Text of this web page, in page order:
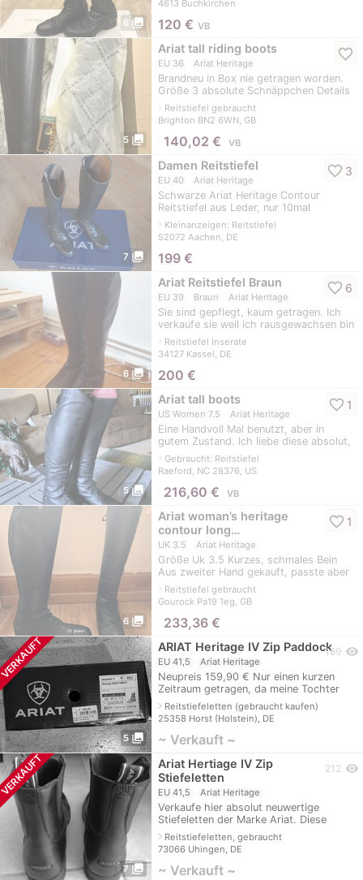
6 photo_library
4613 Buchkirchen
120 € VB
5 photo_library
Ariat tall riding boots
EU 36 Ariat Heritage
Brandneu in Box nie getragen worden.
Größe 3 absolute Schnäppchen Details
sind in Bildern
navigate_nextReitstiefel gebraucht
Brighton BN2 6WN, GB
favorite_border
140,02 € VB
7 photo_library
Damen Reitstiefel
EU 40 Ariat Heritage
Schwarze Ariat Heritage Contour
Reitstiefel aus Leder, nur 10mal
getragen, gekauft im August 2022.
Größe 40, bzw. 9, Schafthöhe 47 cm,
wadenumfang 3
navigate_nextKleinanzeigen: Reitstiefel
52072 Aachen, DE
favorite_border 3
199 €
6 photo_library
Ariat Reitstiefel Braun
EU 39 Braun Ariat Heritage
Sie sind gepflegt, kaum getragen. Ich
verkaufe sie weil ich rausgewachsen bin
:) NP: 300
navigate_nextReitstiefel Inserate
34127 Kassel, DE
favorite_border 6
200 €
5 photo_library
Ariat tall boots
US Women 7.5 Ariat Heritage
Eine Handvoll Mal benutzt, aber in
gutem Zustand. Ich liebe diese absolut,
aber sie passen nicht meine Waden
mehr.
navigate_nextGebraucht: Reitstiefel
Raeford, NC 28376, US
favorite_border 1
216,60 € VB
6 photo_library
Ariat woman’s heritage
contour long…
UK 3.5 Ariat Heritage
Größe Uk 3.5 Kurzes, schmales Bein
Aus zweiter Hand gekauft, passte aber
nicht
navigate_nextReitstiefel gebraucht
Gourock Pa19 1eg, GB
favorite_border 1
233,36 €
5 photo_library
ARIAT Heritage IV Zip Paddock
EU 41,5 Ariat Heritage
Neupreis 159,90 € Nur einen kurzen
Zeitraum getragen, da meine Tochter
herausgewachsen ist. Privatverkauf. Die
Ware wird unter Ausschluss jegliche
navigate_nextReitstiefeletten (gebraucht kaufen)
25358 Horst (Holstein), DE
189 visibility
~ Verkauft ~
7 photo_library
Ariat Hertiage IV Zip
Stiefeletten
EU 41,5 Ariat Heritage
Verkaufe hier absolut neuwertige
Stiefeletten der Marke Ariat. Diese
wurden 1x getragen, sind daher in einem
top Zustand. Neupreis lag bei 165 Euro.
B
navigate_nextReitstiefeletten, gebraucht
73066 Uhingen, DE
212 visibility
~ Verkauft ~